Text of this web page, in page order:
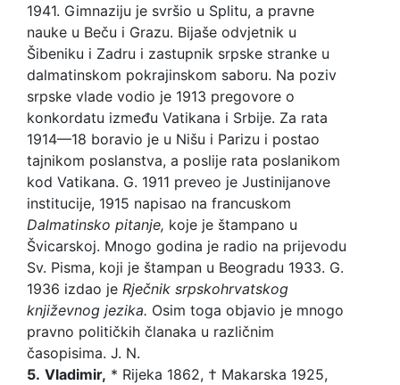
1941. Gimnaziju je svršio u Splitu, a pravne
nauke u Beču i Grazu. Bijaše odvjetnik u
Šibeniku i Zadru i zastupnik srpske stranke u
dalmatinskom pokrajinskom saboru. Na poziv
srpske vlade vodio je 1913 pregovore o
konkordatu između Vatikana i Srbije. Za rata
1914—18 boravio je u Nišu i Parizu i postao
tajnikom poslanstva, a poslije rata poslanikom
kod Vatikana. G. 1911 preveo je Justinijanove
institucije, 1915 napisao na francuskom
Dalmatinsko pitanje, koje je štampano u
Švicarskoj. Mnogo godina je radio na prijevodu
Sv. Pisma, koji je štampan u Beogradu 1933. G.
1936 izdao je Rječnik srpskohrvatskog
književnog jezika. Osim toga objavio je mnogo
pravno političkih članaka u različnim
časopisima. J. N.
5. Vladimir, * Rijeka 1862, † Makarska 1925,